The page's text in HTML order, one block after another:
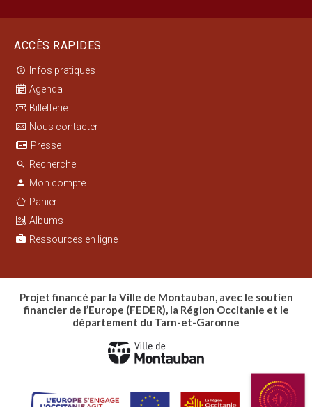
ACCÈS RAPIDES
info_outline
Infos pratiques
Agenda
Billetterie
Nous contacter
Presse
search Recherche
person Mon compte
Panier
Albums
Ressources en ligne
Projet financé par la Ville de Montauban, avec le soutien
financier de l’Europe (FEDER), la Région Occitanie et le
département du Tarn-et-Garonne